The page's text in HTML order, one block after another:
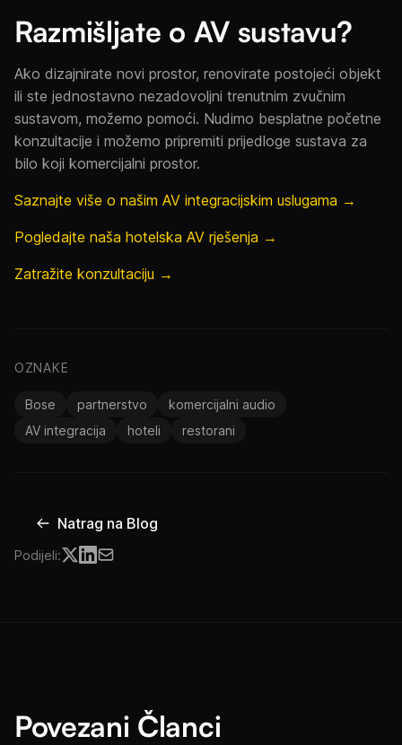
Razmišljate o AV sustavu?
Ako dizajnirate novi prostor, renovirate postojeći objekt
ili ste jednostavno nezadovoljni trenutnim zvučnim
sustavom, možemo pomoći. Nudimo besplatne početne
konzultacije i možemo pripremiti prijedloge sustava za
bilo koji komercijalni prostor.
Saznajte više o našim AV integracijskim uslugama →
Pogledajte naša hotelska AV rješenja →
Zatražite konzultaciju →
OZNAKE
Bose partnerstvo
komercijalni audio
AV integracija
hoteli restorani
Natrag na Blog
Podijeli:
Povezani Članci